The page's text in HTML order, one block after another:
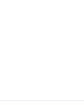
về kiểu dáng sẽ giúp
bảo an toàn sức